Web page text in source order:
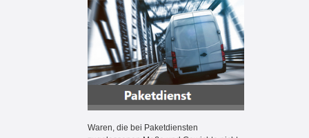
Waren, die bei Paketdiensten